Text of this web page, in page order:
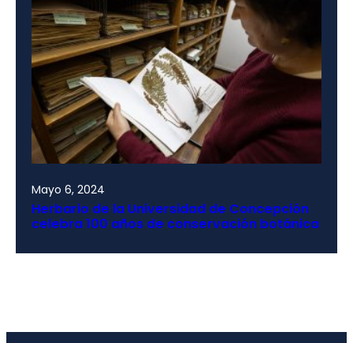
Mayo 6, 2024
Herbario de la Universidad de Concepción
celebra 100 años de conservación botánica